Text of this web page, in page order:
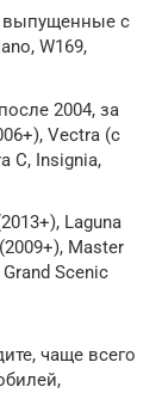
выпущенные с
W169,
2004, за
Vectra (c
C, Insignia,
Laguna
Master
Scenic
чаще всего